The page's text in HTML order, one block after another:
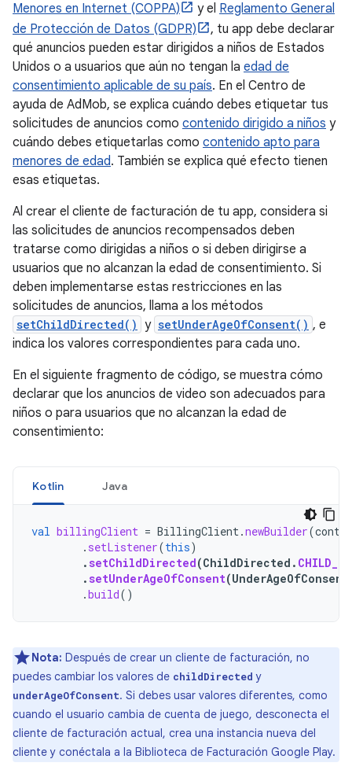
Menores en Internet (COPPA)
y el Reglamento General
de Protección de Datos (GDPR)
, tu app debe declarar
qué anuncios pueden estar dirigidos a niños de Estados
Unidos o a usuarios que aún no tengan la edad de
consentimiento aplicable de su país. En el Centro de
ayuda de AdMob, se explica cuándo debes etiquetar tus
solicitudes de anuncios como contenido dirigido a niños y
cuándo debes etiquetarlas como contenido apto para
menores de edad. También se explica qué efecto tienen
esas etiquetas.
Al crear el cliente de facturación de tu app, considera si
las solicitudes de anuncios recompensados deben
tratarse como dirigidas a niños o si deben dirigirse a
usuarios que no alcanzan la edad de consentimiento. Si
deben implementarse estas restricciones en las
solicitudes de anuncios, llama a los métodos
setChildDirected() y setUnderAgeOfConsent() , e
indica los valores correspondientes para cada uno.
En el siguiente fragmento de código, se muestra cómo
declarar que los anuncios de video son adecuados para
niños o para usuarios que no alcanzan la edad de
consentimiento:
Kotlin Java
val billingClient = BillingClient.newBuilder(
. setListener(this)
.setChildDirected(ChildDirected .
.setUnderAgeOfConsent(UnderAgeOfConsent
.build()
Nota: Después de crear un cliente de facturación, no
puedes cambiar los valores de childDirected y
underAgeOfConsent. Si debes usar valores diferentes, como
cuando el usuario cambia de cuenta de juego, desconecta el
cliente de facturación actual, crea una instancia nueva del
cliente y conéctala a la Biblioteca de Facturación Google Play.